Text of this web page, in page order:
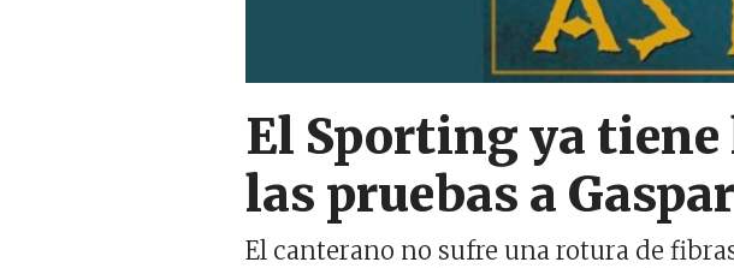
El Sporting ya tiene
las pruebas a
El canterano no sufre una rotura de